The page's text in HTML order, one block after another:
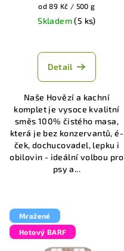
Měrná
cena:
od 89 Kč / 500 g
Skladem(5 ks)
hodnocení
produktu
z
5
hvězdiček.
Detail
Naše Hovězí a kachní
komplet je vysoce kvalitní
směs 100% čistého masa,
která je bez konzervantů, é-
ček, dochucovadel, lepku i
obilovin - ideální volbou pro
psy a...
Mražené
Hotový BARF